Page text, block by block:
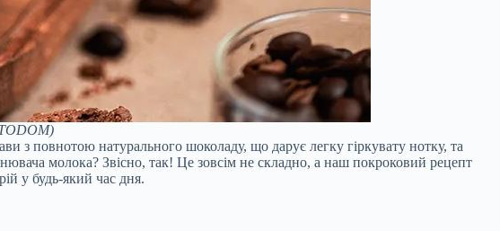
повнотою натурального шоколаду, що дарує легку гіркувату нотку, та
молока? Звісно, так! Це зовсім не складно, а наш покроковий рецепт
у будь-який час дня.